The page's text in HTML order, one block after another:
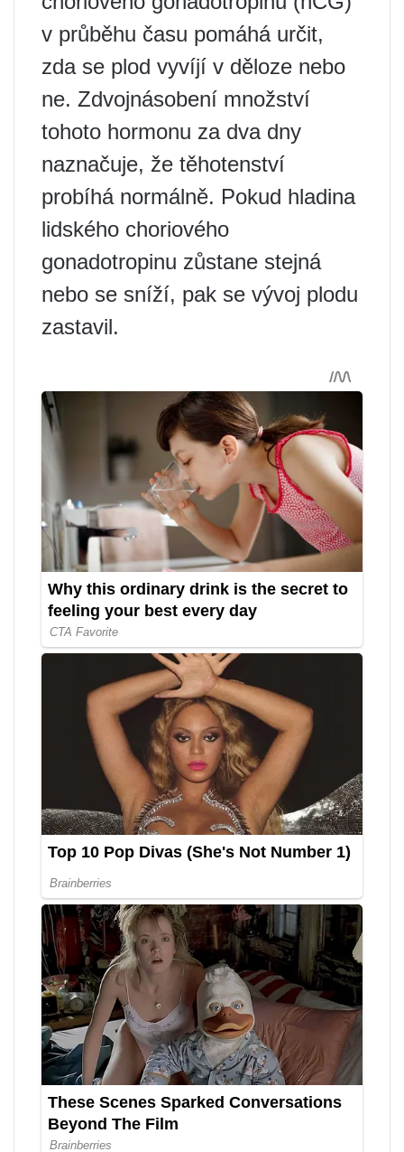
v průběhu času pomáhá určit,
zda se plod vyvíjí v děloze nebo
ne. Zdvojnásobení množství
tohoto hormonu za dva dny
naznačuje, že těhotenství
probíhá normálně. Pokud hladina
lidského choriového
gonadotropinu zůstane stejná
nebo se sníží, pak se vývoj plodu
zastavil.